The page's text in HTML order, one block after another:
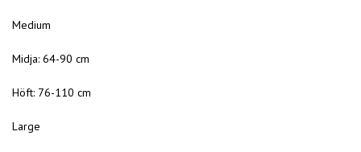
Medium
Midja: 64-90 cm
Höft: 76-110 cm
Large